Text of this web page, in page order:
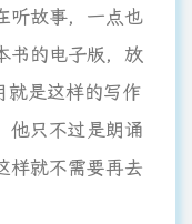
听故事，一点也
书的电子版，放
就是这样的写作
他只不过是朗诵
样就不需要再去